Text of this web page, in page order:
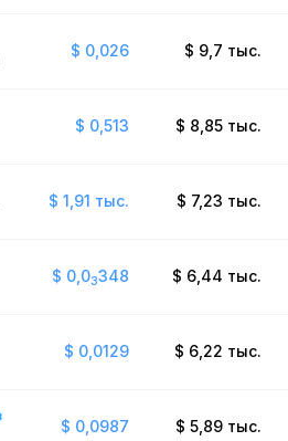
$ 0,026 $ 9,7 тыс.
$ 0,513 $ 8,85 тыс.
$ 1,91 тыс. $ 7,23 тыс.
$ 0,03348 $ 6,44 тыс.
$ 0,0129 $ 6,22 тыс.
$ 0,0987 $ 5,89 тыс.